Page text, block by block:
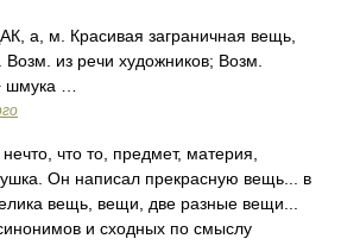
а, м. Красивая заграничная вещь,
из речи художников; Возм.
шмука …
что то, предмет, материя,
Он написал прекрасную вещь... в
вещь, вещи, две разные вещи...
и сходных по смыслу